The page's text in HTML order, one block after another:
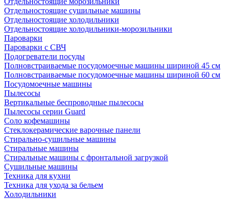
Отдельностоящие сушильные машины
Отдельностоящие холодильники
Отдельностоящие холодильники-морозильники
Пароварки
Пароварки с СВЧ
Подогреватели посуды
Полновстраиваемые посудомоечные машины шириной 45 см
Полновстраиваемые посудомоечные машины шириной 60 см
Посудомоечные машины
Пылесосы
Вертикальные беспроводные пылесосы
Пылесосы серии Guard
Соло кофемашины
Стеклокерамические варочные панели
Стирально-сушильные машины
Стиральные машины
Стиральные машины с фронтальной загрузкой
Сушильные машины
Техника для кухни
Техника для ухода за бельем
Холодильники